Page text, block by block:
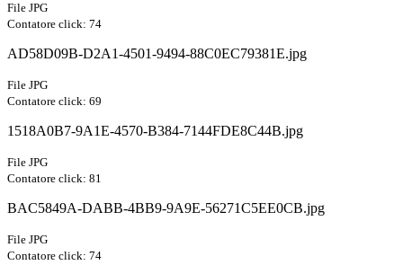
File JPG
Contatore click: 74
AD58D09B-D2A1-4501-9494-88C0EC79381E.jpg
File JPG
Contatore click: 69
1518A0B7-9A1E-4570-B384-7144FDE8C44B.jpg
File JPG
Contatore click: 81
BAC5849A-DABB-4BB9-9A9E-56271C5EE0CB.jpg
File JPG
Contatore click: 74